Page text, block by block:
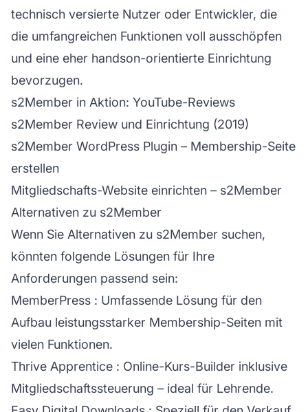
technisch versierte Nutzer oder Entwickler, die
die umfangreichen Funktionen voll ausschöpfen
und eine eher handson-orientierte Einrichtung
bevorzugen.
s2Member in Aktion: YouTube-Reviews
s2Member Review und Einrichtung (2019)
s2Member WordPress Plugin – Membership-Seite
erstellen
Mitgliedschafts-Website einrichten – s2Member
Alternativen zu s2Member
Wenn Sie Alternativen zu s2Member suchen,
könnten folgende Lösungen für Ihre
Anforderungen passend sein:
MemberPress : Umfassende Lösung für den
Aufbau leistungsstarker Membership-Seiten mit
vielen Funktionen.
Thrive Apprentice : Online-Kurs-Builder inklusive
Mitgliedschaftssteuerung – ideal für Lehrende.